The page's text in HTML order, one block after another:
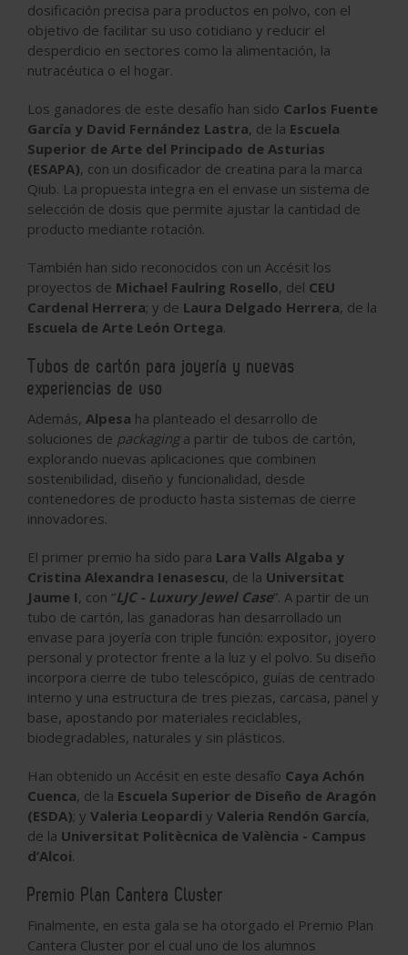
dosificación precisa para productos en polvo, con el
objetivo de facilitar su uso cotidiano y reducir el
desperdicio en sectores como la alimentación, la
nutracéutica o el hogar.
Los ganadores de este desafío han sido Carlos Fuente
García y David Fernández Lastra, de la Escuela
Superior de Arte del Principado de Asturias
(ESAPA), con un dosificador de creatina para la marca
Qiub. La propuesta integra en el envase un sistema de
selección de dosis que permite ajustar la cantidad de
producto mediante rotación.
También han sido reconocidos con un Accésit los
proyectos de Michael Faulring Rosello, del CEU
Cardenal Herrera; y de Laura Delgado Herrera, de la
Escuela de Arte León Ortega.
Tubos de cartón para joyería y nuevas
experiencias de uso
Además, Alpesa ha planteado el desarrollo de
soluciones de packaginga partir de tubos de cartón,
explorando nuevas aplicaciones que combinen
sostenibilidad, diseño y funcionalidad, desde
contenedores de producto hasta sistemas de cierre
innovadores.
El primer premio ha sido para Lara Valls Algaba y
Cristina Alexandra Ienasescu, de la Universitat
Jaume I, con “LJC - Luxury Jewel Case”. A partir de un
tubo de cartón, las ganadoras han desarrollado un
envase para joyería con triple función: expositor, joyero
personal y protector frente a la luz y el polvo. Su diseño
incorpora cierre de tubo telescópico, guías de centrado
interno y una estructura de tres piezas, carcasa, panel y
base, apostando por materiales reciclables,
biodegradables, naturales y sin plásticos.
Han obtenido un Accésit en este desafío Caya Achón
Cuenca, de la Escuela Superior de Diseño de Aragón
(ESDA); y Valeria Leopardi y Valeria Rendón García,
de la Universitat Politècnica de València - Campus
d’Alcoi.
Premio Plan Cantera Cluster
Finalmente, en esta gala se ha otorgado el Premio Plan
Cantera Cluster por el cual uno de los alumnos